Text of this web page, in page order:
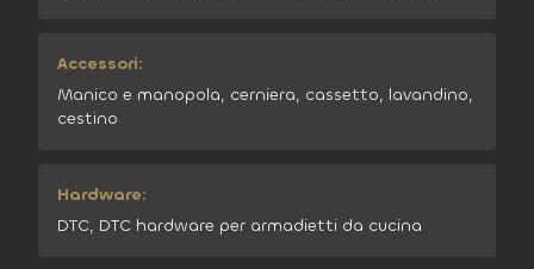
Accessori:
Manico e manopola, cerniera, cassetto, lavandino,
cestino
Hardware:
DTC, DTC hardware per armadietti da cucina